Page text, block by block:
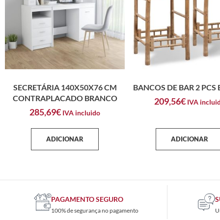
SECRETÁRIA 140X50X76 CM
CONTRAPLACADO BRANCO
285,69€ IVA incluido
ADICIONAR
BANCOS DE BAR 2 PCS
209,56€ IVA
ADICIONAR
PAGAMENTO SEGURO
100% de segurança no pagamento